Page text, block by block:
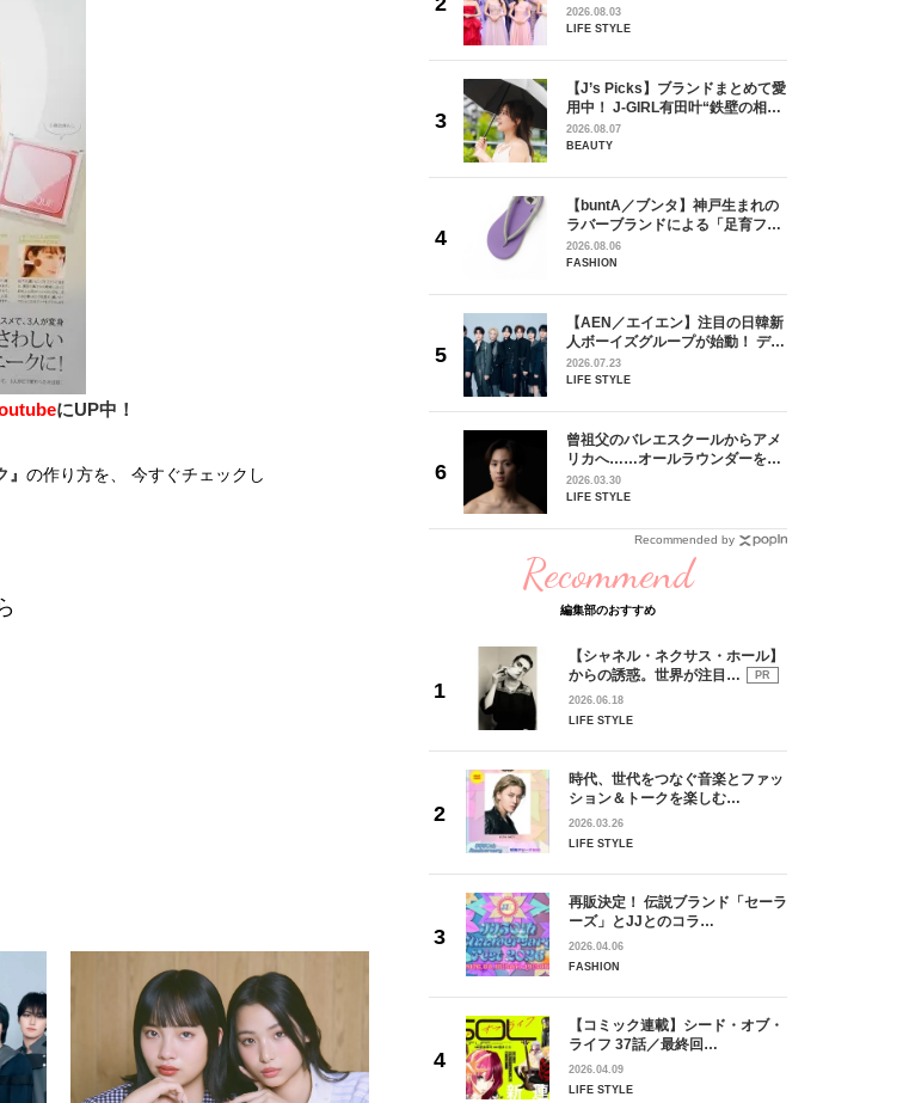
にUP中！
の作り方を、 今すぐチェックし
でたどり
放せな
テム〈ビ
夏の必需
。っ
見習
しま
萌香の
も、いち
ーティ＆
〉
【王子様の推しドコロ】vol.28
2026.02.27
2027」が募集開始！ 予選ブロッ
クは候補生の“魅力”を重視した
2026.08.03
LIFE STYLE
【J’s Picks】ブランドまとめて愛
用中！ J-GIRL有田叶“鉄壁の相
棒”〈ビューティ＆ファッション
夏の必需品〉
2026.08.07
BEAUTY
【buntA／ブンタ】神戸生まれの
ラバーブランドによる「足育フッ
トウェア」。伊勢丹新宿店でPOP-
UP開催中！
2026.08.06
FASHION
【AEN／エイエン】注目の日韓新
人ボーイズグループが始動！ デビ
ュー目前のフレッシュな面々を独
占インタビュー。7人の魅力に迫
2026.07.23
LIFE STYLE
曾祖父のバレエスクールからアメ
リカへ……オールラウンダーを目
指すダンサーは踊ることが好きす
ぎる【王子様の推しドコロ】
2026.03.30
LIFE STYLE
Recommended by
Recommend
編集部のおすすめ
【シャネル・ネクサス・ホール】
からの誘惑。世界が注目…
PR
2026.06.18
LIFE STYLE
時代、世代をつなぐ音楽とファッ
ション＆トークを楽しむ…
2026.03.26
LIFE STYLE
再販決定！ 伝説ブランド「セーラ
ーズ」とJJとのコラ…
2026.04.06
FASHION
【コミック連載】シード・オブ・
ライフ 37話／最終回…
2026.04.09
LIFE STYLE